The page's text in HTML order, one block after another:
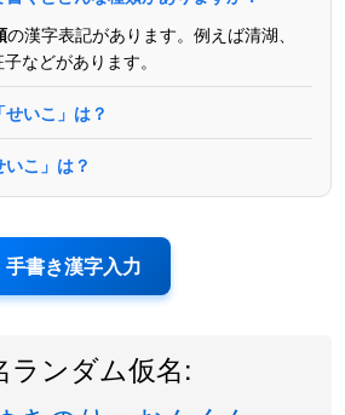
の漢字表記があります。例えば清湖、
などがあります。
いこ」は？
こ」は？
手書き漢字入力
ランダム仮名: